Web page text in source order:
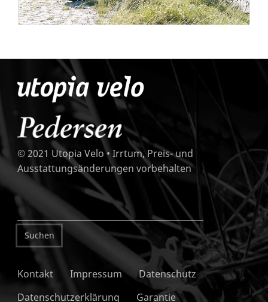
© 2021 Utopia Velo • Irrtum, Preis- und
Ausstattungsänderungen vorbehalten
Kontakt Impressum
Datenschutz
Datenschutzerklärung
Garantie